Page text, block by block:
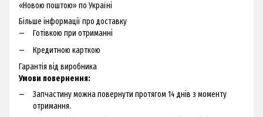
«Новою поштою» по Україні
Більше інформації про доставку
Готівкою при отриманні
Кредитною карткою
Гарантія від виробника
Умови повернення:
Запчастину можна повернути протягом 14 днів з моменту
отримання.